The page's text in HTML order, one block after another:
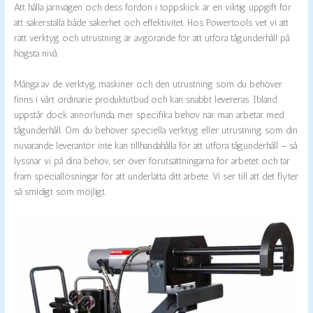
Att hålla järnvägen och dess fordon i toppskick är en viktig uppgift för
att säkerställa både säkerhet och effektivitet. Hos Powertools vet vi att
rätt verktyg och utrustning är avgörande för att utföra tågunderhåll på
högsta nivå.
Många av de verktyg, maskiner och den utrustning som du behöver
finns i vårt ordinarie produktutbud och kan snabbt levereras. Ibland
uppstår dock annorlunda, mer specifika behov när man arbetar med
tågunderhåll. Om du behöver speciella verktyg eller utrustning som din
nuvarande leverantör inte kan tillhandahålla för att utföra tågunderhåll – så
lyssnar vi på dina behov, ser över förutsättningarna för arbetet och tar
fram speciallösningar för att underlätta ditt arbete. Vi ser till att det flyter
så smidigt som möjligt.